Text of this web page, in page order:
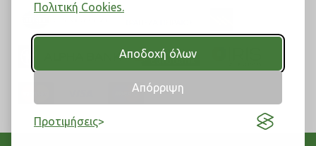
Πολιτική Cookies.
Αποδοχή όλων
Απόρριψη
Προτιμήσεις